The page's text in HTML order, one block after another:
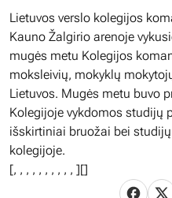
Lietuvos verslo kolegijos
Kauno Žalgirio arenoje
mugės metu Kolegijos
moksleivių, mokyklų
Lietuvos. Mugės metu buvo
Kolegijoje vykdomos studijų
išskirtiniai bruožai bei
kolegijoje.
[, , , , , , , , , , ][]